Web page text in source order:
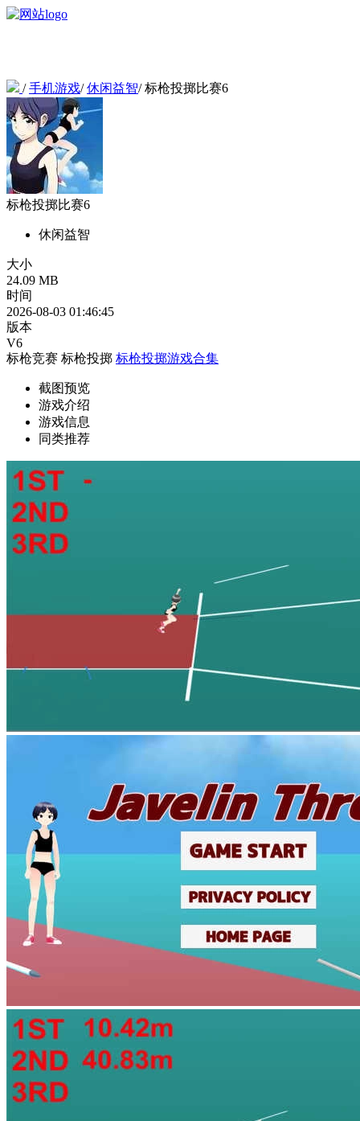
/手机游戏/休闲益智/标枪投掷比赛6
标枪投掷比赛6
休闲益智
大小
24.09 MB
时间
2026-08-03 01:46:45
版本
V6
标枪竞赛 标枪投掷 标枪投掷游戏合集
截图预览
游戏介绍
游戏信息
同类推荐